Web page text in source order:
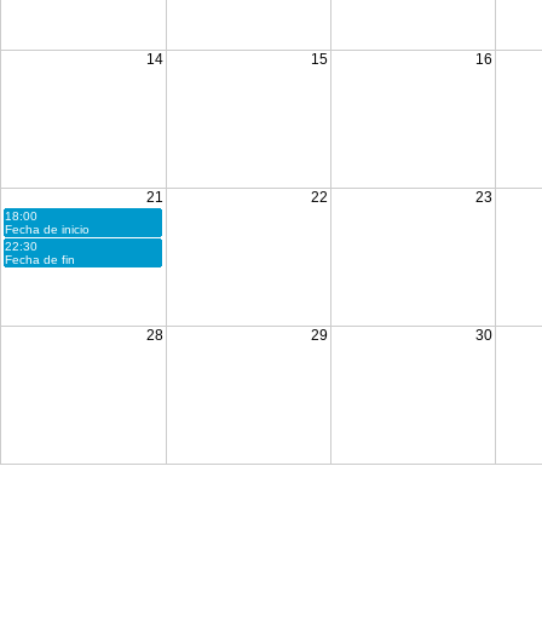
14 15 16
21 22 23
28 29 30
18:00
Fecha de inicio
22:30
Fecha de fin